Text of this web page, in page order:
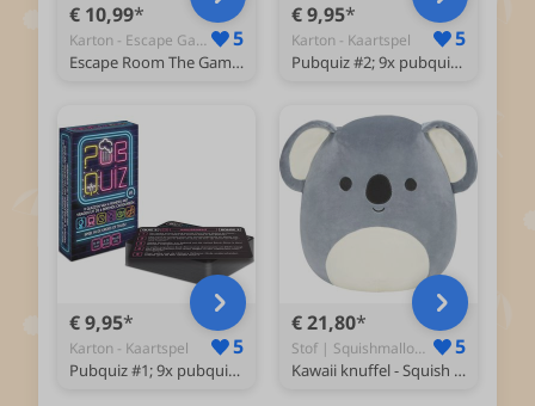
€ 10,99
Karton - Escape Game 5
Escape Room The Game uitbreidingsset Murder Mystery - Breinbreker
€ 9,95
Karton - Kaartspel 5
Pubquiz #2; 9x pubquiz van 6 rondes - quizpuzzels - pocketformaat Vragenspel - Kaartspel - Quizspel / Partyspel met Trivia voor thuis, in de kroeg of onderweg - 4-24 spelers / groepen - totaal 198 vragen over Nederland!
€ 9,95
Karton - Kaartspel 5
Pubquiz #1; 9x pubquiz van 6 rondes - quizpuzzels - pocketformaat Vragenspel - Kaartspel - Quizspel / Partyspel met Trivia voor thuis, in de kroeg of onderweg - 4-24 spelers / groepen - totaal 198 vragen over Nederland!
€ 21,80
Stof | Squishmallow Knuffel Koala - Squishy 5
Kawaii knuffel - Squish Knuffel - 28 cm tot 32 cm - Koala Knuffel - Kawaii Kussen